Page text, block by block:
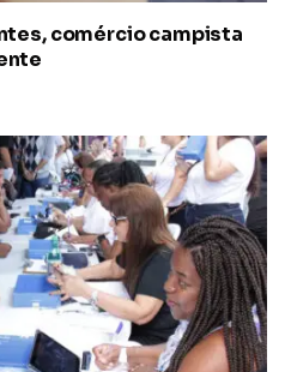
comércio campista